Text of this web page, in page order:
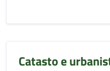
Catasto e